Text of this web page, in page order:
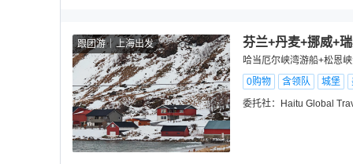
跟团游 上海出发 芬兰+丹麦+挪威+
哈当厄尔峡湾游船+松恩
0购物
含领队 城堡
委托社：
Haitu Global